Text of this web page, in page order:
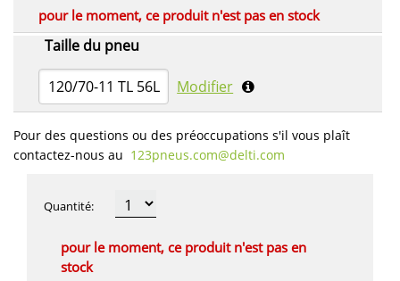
Taille du pneu
120/70-11 TL 56L Modifier
pour le moment, ce produit n'est pas en stock
Pour des questions ou des préoccupations s'il vous plaît
contactez-nous au 123pneus.com​@delti.com
pour le moment, ce produit n'est pas en
stock
Quantité: